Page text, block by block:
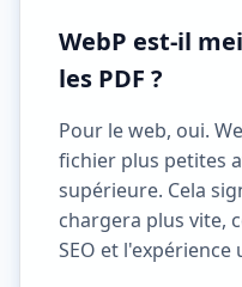
WebP est-il
les PDF ?
Pour le web, oui.
fichier plus petites
supérieure. Cela
chargera plus vite,
SEO et l'expérience